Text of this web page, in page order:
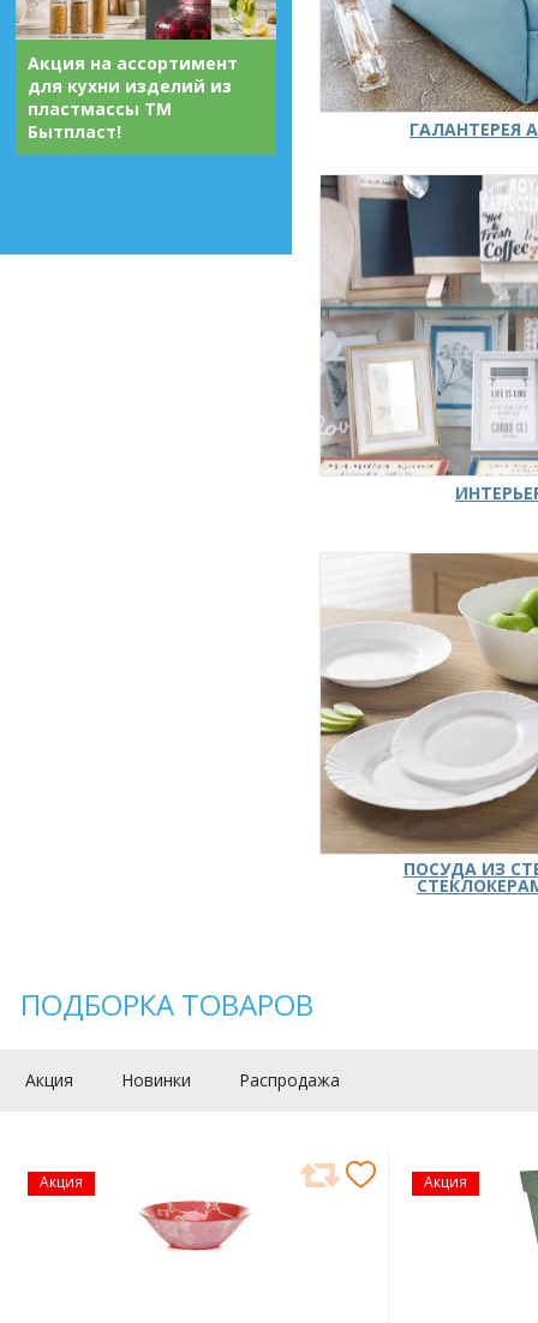
Акция на ассортимент
для кухни изделий из
пластмассы ТМ
Бытпласт!
ГАЛАНТЕРЕЯ
ПОСУДА ИЗ
ПОДБОРКА ТОВАРОВ
Акция Новинки Распродажа
Акция Акция